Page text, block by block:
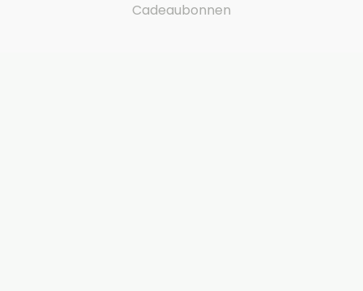
Cadeaubonnen